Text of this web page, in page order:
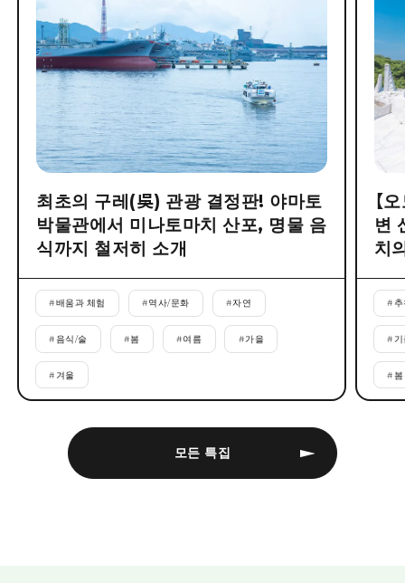
모든 특집
최초의 구레(吳) 관광 결정판! 야마토
박물관에서 미나토마치 산포, 명물 음
식까지 철저히 소개
#배움과 체험 #역사/문화 #자연
#음식/술 #봄 #여름 #가을
# 겨울
【
변
치
#
#
#봄